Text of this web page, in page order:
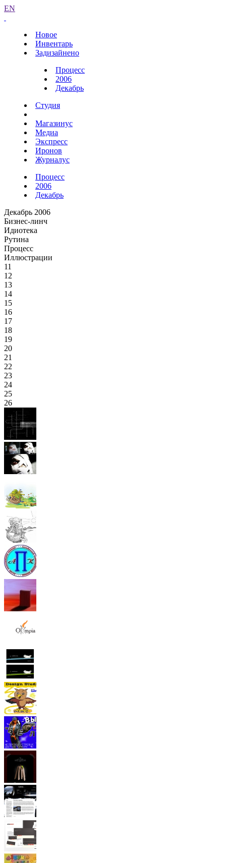
EN
Новое
Инвентарь
Задизайнено
Процесс
2006
Декабрь
Студия
Магазинус
Медиа
Экспресс
Иронов
Журналус
Процесс
2006
Декабрь
Декабрь 2006
Бизнес-линч
Идиотека
Рутина
Процесс
Иллюстрации
11
12
13
14
15
16
17
18
19
20
21
22
23
24
25
26